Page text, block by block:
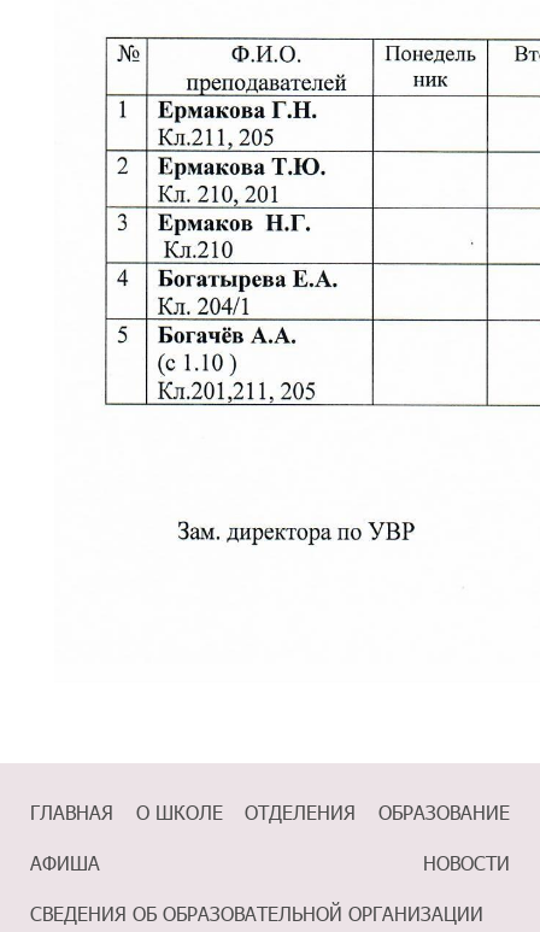
ГЛАВНАЯ О ШКОЛЕ ОТДЕЛЕНИЯ
ОБРАЗОВАНИЕ
АФИША
НОВОСТИ
СВЕДЕНИЯ ОБ ОБРАЗОВАТЕЛЬНОЙ ОРГАНИЗАЦИИ